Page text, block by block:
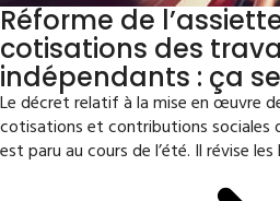
Réforme de
cotisations des
indépendants : ça
Le décret relatif à la mise en œuvre
cotisations et contributions sociales
est paru au cours de l’été. Il révise